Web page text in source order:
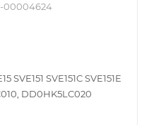
SVE151C SVE151E
DD0HK5LC020